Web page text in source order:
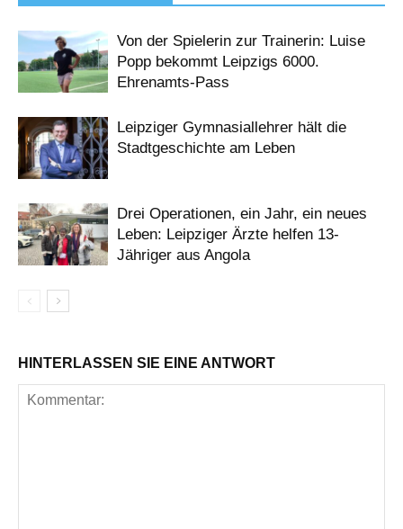
Von der Spielerin zur Trainerin: Luise
Popp bekommt Leipzigs 6000.
Ehrenamts-Pass
Leipziger Gymnasiallehrer hält die
Stadtgeschichte am Leben
Drei Operationen, ein Jahr, ein neues
Leben: Leipziger Ärzte helfen 13-
Jähriger aus Angola
HINTERLASSEN SIE EINE ANTWORT